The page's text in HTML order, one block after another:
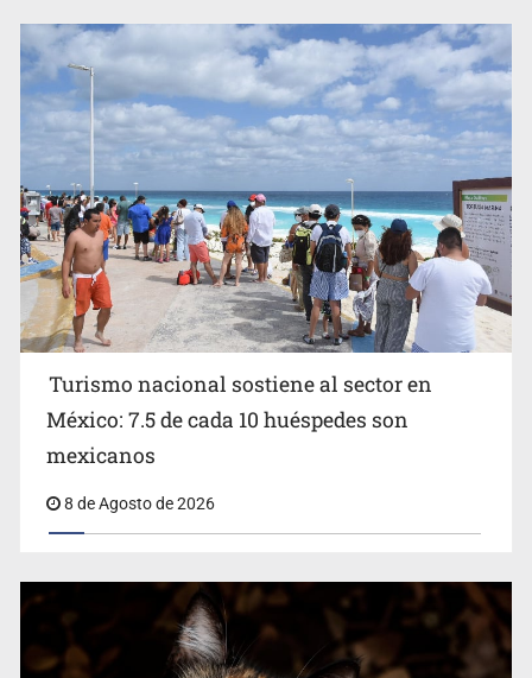
EU reanudará este sábado inspecciones de aguacate en
Michoacán
Belinda se corona como la más bella de 2026 en People
Turismo nacional sostiene al sector en
México: 7.5 de cada 10 huéspedes son
mexicanos
8 de Agosto de 2026